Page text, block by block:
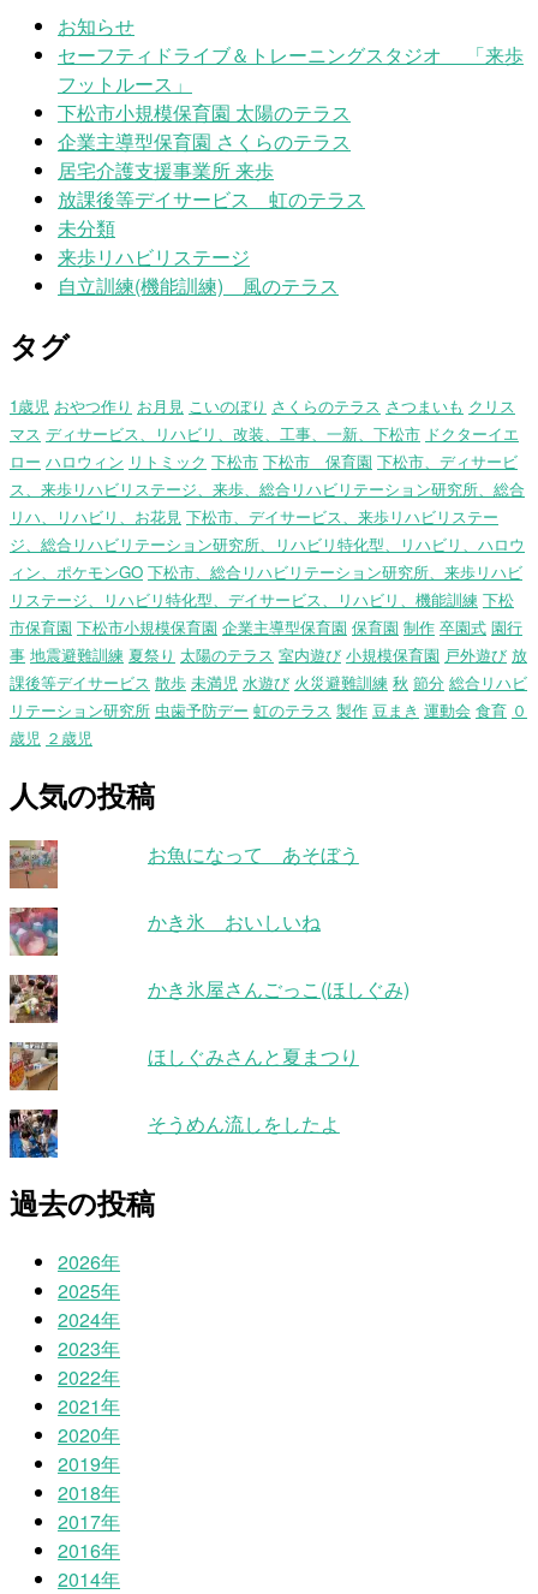
お知らせ
セーフティドライブ＆トレーニングスタジオ 「来歩
フットルース」
下松市小規模保育園 太陽のテラス
企業主導型保育園 さくらのテラス
居宅介護支援事業所 来歩
放課後等デイサービス 虹のテラス
未分類
来歩リハビリステージ
自立訓練(機能訓練) 風のテラス
タグ
1歳児 おやつ作り お月見 こいのぼり さくらのテラス さつまいも クリス
マス ディサービス、リハビリ、改装、工事、一新、下松市 ドクターイエ
ロー ハロウィン リトミック 下松市 下松市 保育園 下松市、ディサービ
ス、来歩リハビリステージ、来歩、総合リハビリテーション研究所、総合
リハ、リハビリ、お花見 下松市、デイサービス、来歩リハビリステー
ジ、総合リハビリテーション研究所、リハビリ特化型、リハビリ、ハロウ
ィン、ポケモンGO 下松市、総合リハビリテーション研究所、来歩リハビ
リステージ、リハビリ特化型、デイサービス、リハビリ、機能訓練 下松
市保育園 下松市小規模保育園 企業主導型保育園 保育園 制作 卒園式 園行
事 地震避難訓練 夏祭り 太陽のテラス 室内遊び 小規模保育園 戸外遊び 放
課後等デイサービス 散歩 未満児 水遊び 火災避難訓練 秋 節分 総合リハビ
リテーション研究所 虫歯予防デー 虹のテラス 製作 豆まき 運動会 食育 ０
歳児 ２歳児
人気の投稿
お魚になって あそぼう
かき氷 おいしいね
かき氷屋さんごっこ(ほしぐみ)
ほしぐみさんと夏まつり
そうめん流しをしたよ
過去の投稿
2026年
2025年
2024年
2023年
2022年
2021年
2020年
2019年
2018年
2017年
2016年
2014年